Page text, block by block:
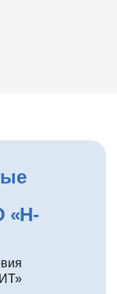
«Н-